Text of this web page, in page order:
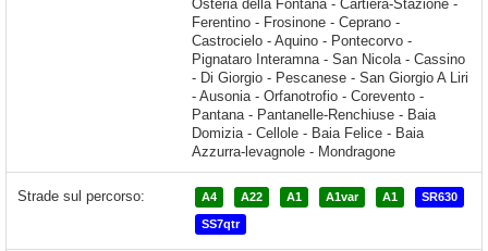
Strade sul percorso: A4 A22 A1 A1var A1 SR630
SS7qtr